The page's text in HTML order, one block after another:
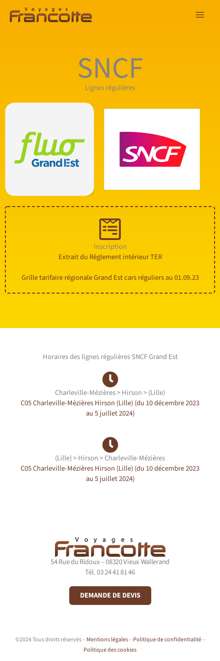
contenu
SNCF
Lignes régulières
Inscription
Extrait du Règlement intérieur TER
Grille tarifaire régionale Grand Est cars réguliers au 01.09.23
Horaires des lignes régulières SNCF Grand Est
Charleville-Mézières > Hirson > (Lille)
C05 Charleville-Mézières Hirson (Lille) (du 10 décembre 2023
au 5 juillet 2024)
(Lille) > Hirson > Charleville-Mézières
C05 Charleville-Mézières Hirson (Lille) (du 10 décembre 2023
au 5 juillet 2024)
54 Rue du Ridoux – 08320 Vieux Wallerand
Tél. 03 24 41 81 46
DEMANDE DE DEVIS
©2024 Tous droits réservés – Mentions légales– Politique de confidentialité–
Politique des cookies